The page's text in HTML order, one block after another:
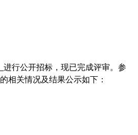
进行公开招标，现已完成评审。参
相关情况及结果公示如下：